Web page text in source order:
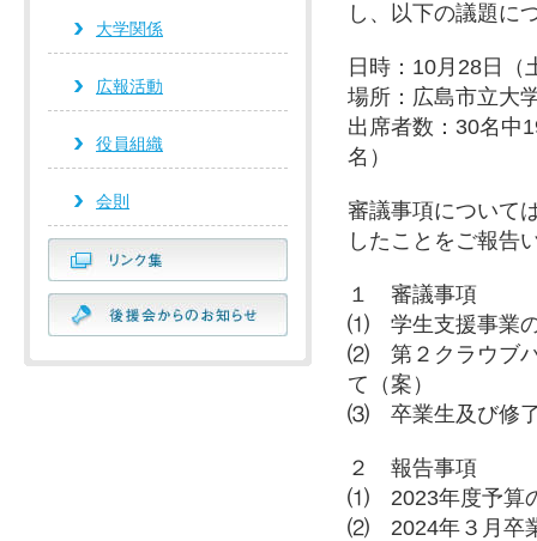
大学関係
広報活動
役員組織
会則
リンク集
後援会からのお
し、以下の議題に
日時：10月28日（
場所：広島市立大
出席者数：30名中
名）
審議事項について
したことをご報告
１ 審議事項
⑴ 学生支援事業の
⑵ 第２クラウブハ
て（案）
⑶ 卒業生及び修了
２ 報告事項
⑴ 2023年度予算
⑵ 2024年３月卒